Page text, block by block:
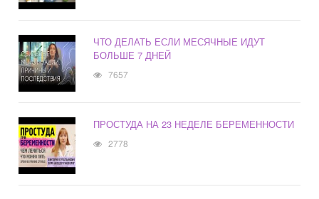
ЧТО ДЕЛАТЬ ЕСЛИ МЕСЯЧНЫЕ ИДУТ
БОЛЬШЕ 7 ДНЕЙ
7657
ПРОСТУДА НА 23 НЕДЕЛЕ БЕРЕМЕННОСТИ
2778